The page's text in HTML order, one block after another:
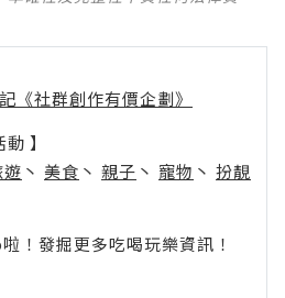
《社群創作有價企劃》
】
丶 美食 丶 親子 丶 寵物 丶 扮靚
！發掘更多吃喝玩樂資訊！